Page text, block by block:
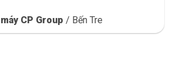
CP Group / Bến Tre